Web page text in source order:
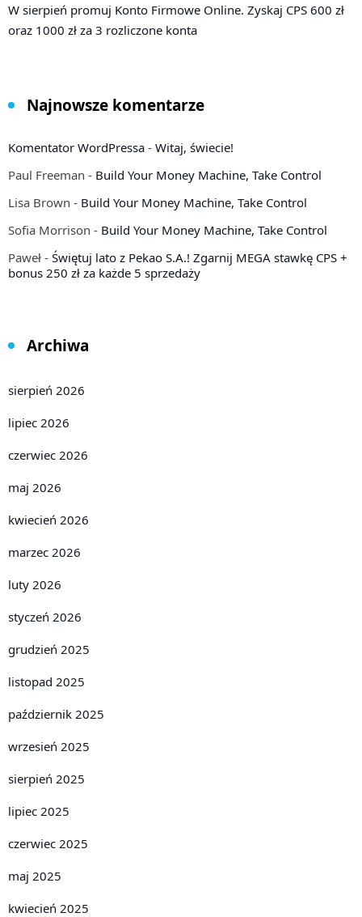
W sierpień promuj Konto Firmowe Online. Zyskaj CPS 600 zł
oraz 1000 zł za 3 rozliczone konta
Najnowsze komentarze
Komentator WordPressa - Witaj, świecie!
Paul Freeman - Build Your Money Machine, Take Control
Lisa Brown - Build Your Money Machine, Take Control
Sofia Morrison - Build Your Money Machine, Take Control
Paweł - Świętuj lato z Pekao S.A.! Zgarnij MEGA stawkę CPS +
bonus 250 zł za każde 5 sprzedaży
Archiwa
sierpień 2026
lipiec 2026
czerwiec 2026
maj 2026
kwiecień 2026
marzec 2026
luty 2026
styczeń 2026
grudzień 2025
listopad 2025
październik 2025
wrzesień 2025
sierpień 2025
lipiec 2025
czerwiec 2025
maj 2025
kwiecień 2025